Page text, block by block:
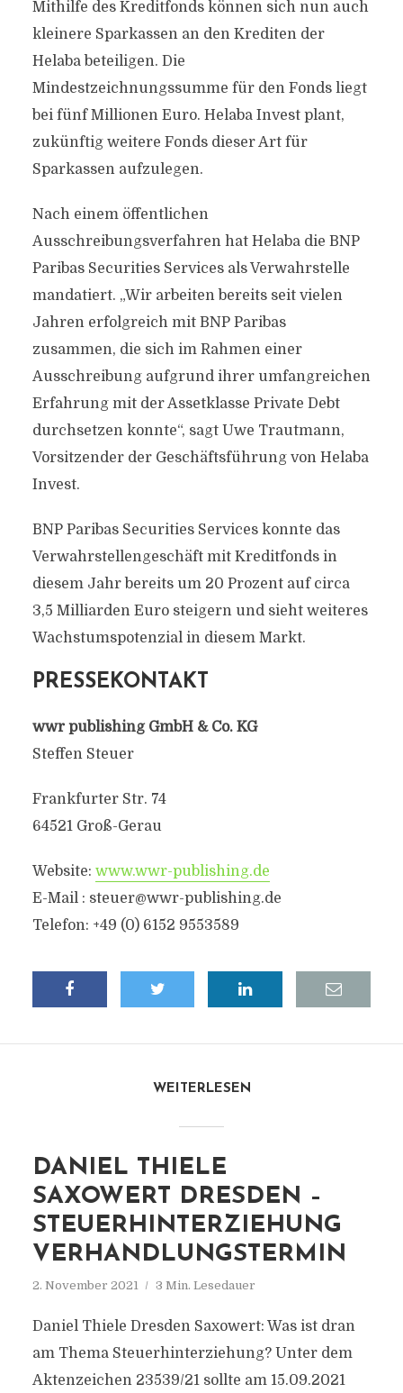
Mithilfe des Kreditfonds können sich nun auch
kleinere Sparkassen an den Krediten der
Helaba beteiligen. Die
Mindestzeichnungssumme für den Fonds liegt
bei fünf Millionen Euro. Helaba Invest plant,
zukünftig weitere Fonds dieser Art für
Sparkassen aufzulegen.
Nach einem öffentlichen
Ausschreibungsverfahren hat Helaba die BNP
Paribas Securities Services als Verwahrstelle
mandatiert. „Wir arbeiten bereits seit vielen
Jahren erfolgreich mit BNP Paribas
zusammen, die sich im Rahmen einer
Ausschreibung aufgrund ihrer umfangreichen
Erfahrung mit der Assetklasse Private Debt
durchsetzen konnte“, sagt Uwe Trautmann,
Vorsitzender der Geschäftsführung von Helaba
Invest.
BNP Paribas Securities Services konnte das
Verwahrstellengeschäft mit Kreditfonds in
diesem Jahr bereits um 20 Prozent auf circa
3,5 Milliarden Euro steigern und sieht weiteres
Wachstumspotenzial in diesem Markt.
PRESSEKONTAKT
wwr publishing GmbH & Co. KG
Steffen Steuer
Frankfurter Str. 74
64521 Groß-Gerau
Website: www.wwr-publishing.de
E-Mail : steuer@wwr-publishing.de
Telefon: +49 (0) 6152 9553589
WEITERLESEN
DANIEL THIELE
SAXOWERT DRESDEN –
STEUERHINTERZIEHUNG
VERHANDLUNGSTERMIN
2. November 2021 3 Min. Lesedauer
Daniel Thiele Dresden Saxowert: Was ist dran
am Thema Steuerhinterziehung? Unter dem
Aktenzeichen 23539/21 sollte am 15.09.2021